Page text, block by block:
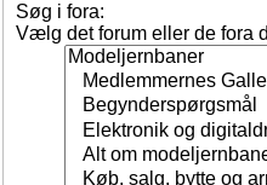
Søg i fora:
Vælg det forum eller de fora